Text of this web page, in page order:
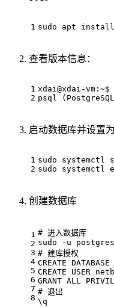
1 sudo apt
查看版本信息：
1
2
xdai@xdai-
psql
启动数据库并设置
1
2
sudo systemctl
sudo systemctl
创建数据库
1
2
3
4
5
6
7
8
# 进入数据库
sudo
- u
# 建库授权
CREATE
CREATE
USER
GRANT ALL
# 退出
\q